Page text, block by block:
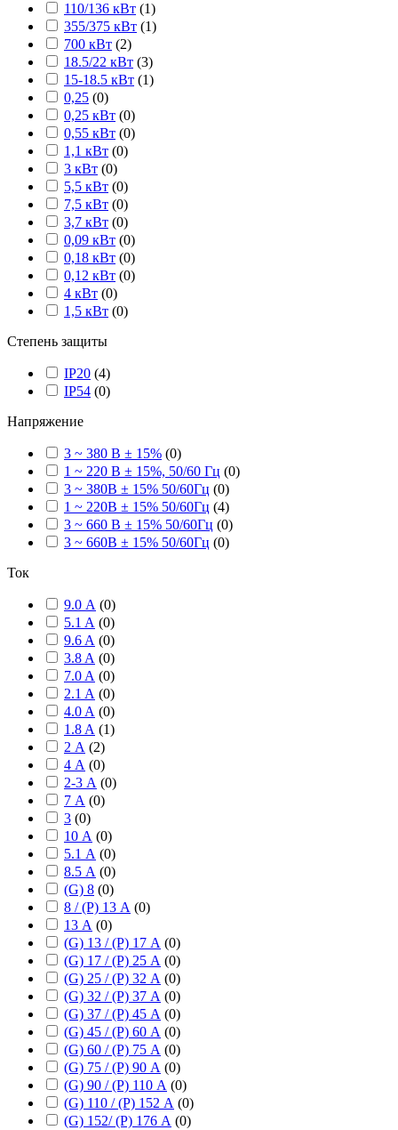
110/136 кВт (1)
355/375 кВт (1)
700 кВт (2)
18.5/22 кВт (3)
15-18.5 кВт (1)
0,25 (0)
0,25 кВт (0)
0,55 кВт (0)
1,1 кВт (0)
3 кВт (0)
5,5 кВт (0)
7,5 кВт (0)
3,7 кВт (0)
0,09 кВт (0)
0,18 кВт (0)
0,12 кВт (0)
4 кВт (0)
1,5 кВт (0)
Степень защиты
IP20 (4)
IP54 (0)
Напряжение
3 ~ 380 В ± 15% (0)
1 ~ 220 В ± 15%, 50/60 Гц (0)
3 ~ 380В ± 15% 50/60Гц (0)
1 ~ 220В ± 15% 50/60Гц (4)
3 ~ 660 В ± 15% 50/60Гц (0)
3 ~ 660В ± 15% 50/60Гц (0)
Ток
9.0 А (0)
5.1 A (0)
9.6 A (0)
3.8 A (0)
7.0 A (0)
2.1 A (0)
4.0 A (0)
1.8 A (1)
2 А (2)
4 А (0)
2-3 А (0)
7 А (0)
3 (0)
10 А (0)
5.1 А (0)
8.5 А (0)
(G) 8 (0)
8 / (P) 13 А (0)
13 А (0)
(G) 13 / (P) 17 А (0)
(G) 17 / (P) 25 А (0)
(G) 25 / (P) 32 А (0)
(G) 32 / (P) 37 А (0)
(G) 37 / (P) 45 А (0)
(G) 45 / (P) 60 А (0)
(G) 60 / (P) 75 А (0)
(G) 75 / (P) 90 А (0)
(G) 90 / (P) 110 А (0)
(G) 110 / (P) 152 А (0)
(G) 152/ (P) 176 А (0)